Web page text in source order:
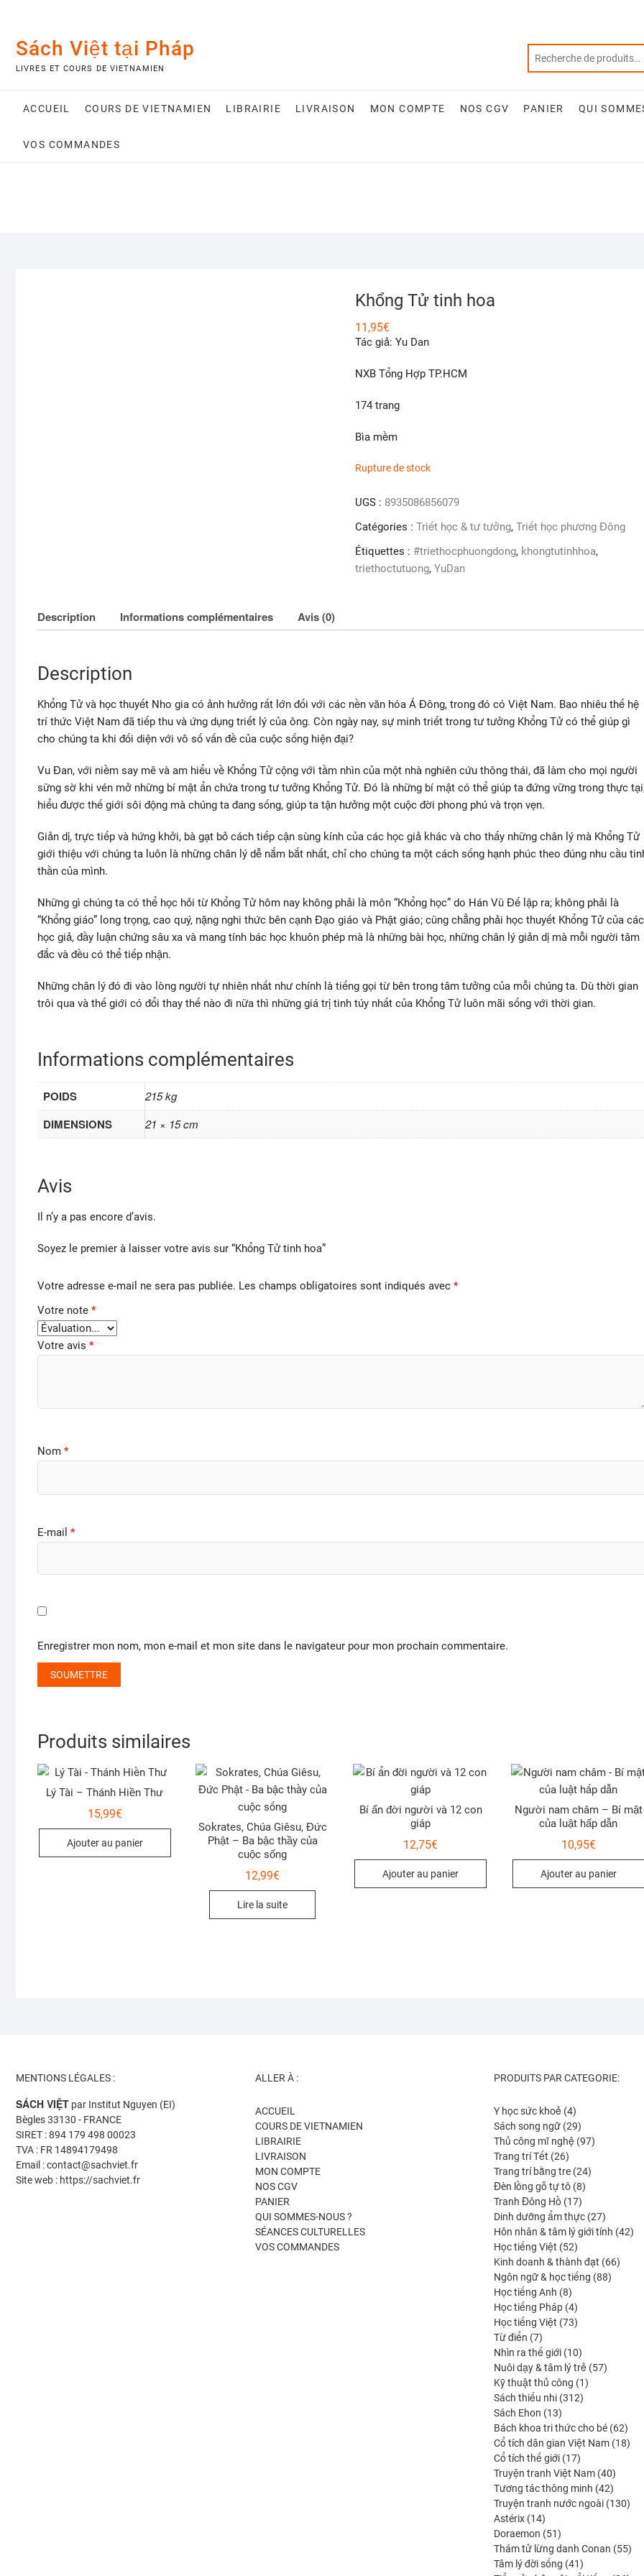
contentSách Việt tại Pháp
LIVRES ET COURS DE VIETNAMIEN
ACCUEIL COURS DE VIETNAMIEN LIBRAIRIE LIVRAISON MON COMPTE NOS CGV PANIER QUI
VOS COMMANDES
Khổng Tử tinh hoa
11,95€
Tác giả: Yu Dan
NXB Tổng Hợp TP.HCM
174 trang
Bìa mềm
Rupture de stock
UGS : 8935086856079
Catégories : Triết học & tư tưởng, Triết học phương Đông
Étiquettes : #triethocphuongdong, khongtutinhhoa,
triethoctutuong, YuDan
Description Informations complémentaires Avis (0)
Description
Khổng Tử và học thuyết Nho gia có ảnh hưởng rất lớn đối với các nền văn hóa Á Đông, trong đó có Việt Nam. Bao nhiêu thế hệ
trí thức Việt Nam đã tiếp thu và ứng dụng triết lý của ông. Còn ngày nay, sự minh triết trong tư tưởng Khổng Tử có thể giúp gì
cho chúng ta khi đối diện với vô số vấn đề của cuộc sống hiện đại?
Vu Đan, với niềm say mê và am hiểu về Khổng Tử cộng với tầm nhìn của một nhà nghiên cứu thông thái, đã làm cho mọi người
sững sờ khi vén mở những bí mật ẩn chứa trong tư tưởng Khổng Tử. Đó là những bí mật có thể giúp ta đứng vững trong thực
hiểu được thế giới sôi động mà chúng ta đang sống, giúp ta tận hưởng một cuộc đời phong phú và trọn vẹn.
Giản dị, trực tiếp và hứng khởi, bà gạt bỏ cách tiếp cận sùng kính của các học giả khác và cho thấy những chân lý mà Khổng Tử
giới thiệu với chúng ta luôn là những chân lý dễ nắm bắt nhất, chỉ cho chúng ta một cách sống hạnh phúc theo đúng nhu cầu
thần của mình.
Những gì chúng ta có thể học hỏi từ Khổng Tử hôm nay không phải là môn “Khổng học” do Hán Vũ Đế lập ra; không phải là
“Khổng giáo” long trọng, cao quý, nặng nghi thức bên cạnh Đạo giáo và Phật giáo; cũng chẳng phải học thuyết Khổng Tử của các
học giả, đầy luận chứng sâu xa và mang tính bác học khuôn phép mà là những bài học, những chân lý giản dị mà mỗi người tâm
đắc và đều có thể tiếp nhận.
Những chân lý đó đi vào lòng người tự nhiên nhất như chính là tiếng gọi từ bên trong tâm tưởng của mỗi chúng ta. Dù thời gian
trôi qua và thế giới có đổi thay thế nào đi nữa thì những giá trị tinh túy nhất của Khổng Tử luôn mãi sống với thời gian.
Informations complémentaires
POIDS 215 kg
DIMENSIONS 21 × 15 cm
Avis
Il n’y a pas encore d’avis.
Soyez le premier à laisser votre avis sur “Khổng Tử tinh hoa”
Votre adresse e-mail ne sera pas publiée. Les champs obligatoires sont indiqués avec *
Votre note *
Votre avis *
Nom *
E-mail *
Enregistrer mon nom, mon e-mail et mon site dans le navigateur pour mon prochain commentaire.
Produits similaires
Lý Tài – Thánh Hiền Thư
15,99€
Ajouter au panier
Sokrates, Chúa Giêsu, Đức
Phật – Ba bậc thầy của
cuộc sống
12,99€
Lire la suite
Bí ẩn đời người và 12 con
giáp
12,75€
Ajouter au panier
Người nam châm – Bí mật
của luật hấp dẫn
10,95€
Ajouter au panier
MENTIONS LÉGALES :
SÁCH VIỆT par Institut Nguyen (EI)
Bègles 33130 - FRANCE
SIRET : 894 179 498 00023
TVA : FR 14894179498
Email : contact@sachviet.fr
Site web : https://sachviet.fr
ALLER À :
ACCUEIL
COURS DE VIETNAMIEN
LIBRAIRIE
LIVRAISON
MON COMPTE
NOS CGV
PANIER
QUI SOMMES-NOUS ?
SÉANCES CULTURELLES
VOS COMMANDES
PRODUITS PAR CATEGORIE:
Y học sức khoẻ 44
produits
Sách song ngữ 2929
produits
Thủ công mĩ nghệ 9797
Trang trí Tết 2626
produits
Trang trí bằng tre 2424
Đèn lồng gỗ tự tô 88
Tranh Đông Hồ 1717
produits
Dinh dưỡng ẩm thực 2727
produits
Hôn nhân & tâm lý giới tính 4242
Học tiếng Việt 5252
produits
Kinh doanh & thành đạt 6666
Ngôn ngữ & học tiếng 8888
Học tiếng Anh 88
produits
Học tiếng Pháp 44
produits
Học tiếng Việt 7373
Từ điển 77
produits
Nhìn ra thế giới 1010
produits
Nuôi dạy & tâm lý trẻ 5757
Kỹ thuật thủ công 11
Sách thiếu nhi 312312
Sách Ehon 1313
produits
Bách khoa tri thức cho bé 6262
Cổ tích dân gian Việt Nam 1818
Cổ tích thế giới 1717
produits
Truyện tranh Việt Nam 4040
produits
Tương tác thông minh 4242
produits
Truyện tranh nước ngoài 130130
Astérix 1414
produits
Doraemon 5151
produits
Thám tử lừng danh Conan 5555
Tâm lý đời sống 4141